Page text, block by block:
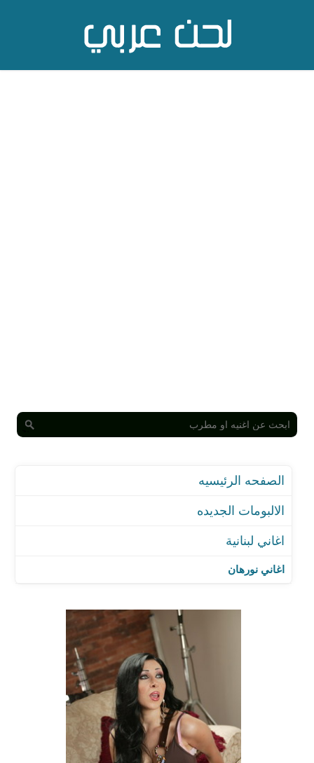
الالبومات الجديده
اغاني نورهان